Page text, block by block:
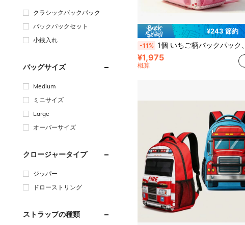
クラシックバックパック
バックパックセット
小銭入れ
バッグサイズ
Medium
ミニサイズ
Large
オーバーサイズ
クロージャータイプ
ジッパー
ドローストリング
ストラップの種類
¥243 節約
-11% 1個 いちご柄バックパック、カレッジスタイル カラーブロックデザイン、ジッパー開閉、軽量学生バッグ、女の子/学生/卒業生向けカジュアル日常使い、日常ギフト、お出かけ、旅行、学校、新学期シーズンに最適
¥1,975
概算